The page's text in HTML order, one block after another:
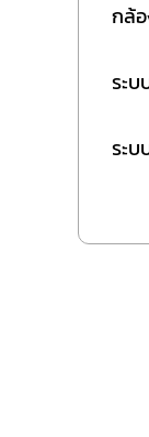
กล้
ระ
ระบ